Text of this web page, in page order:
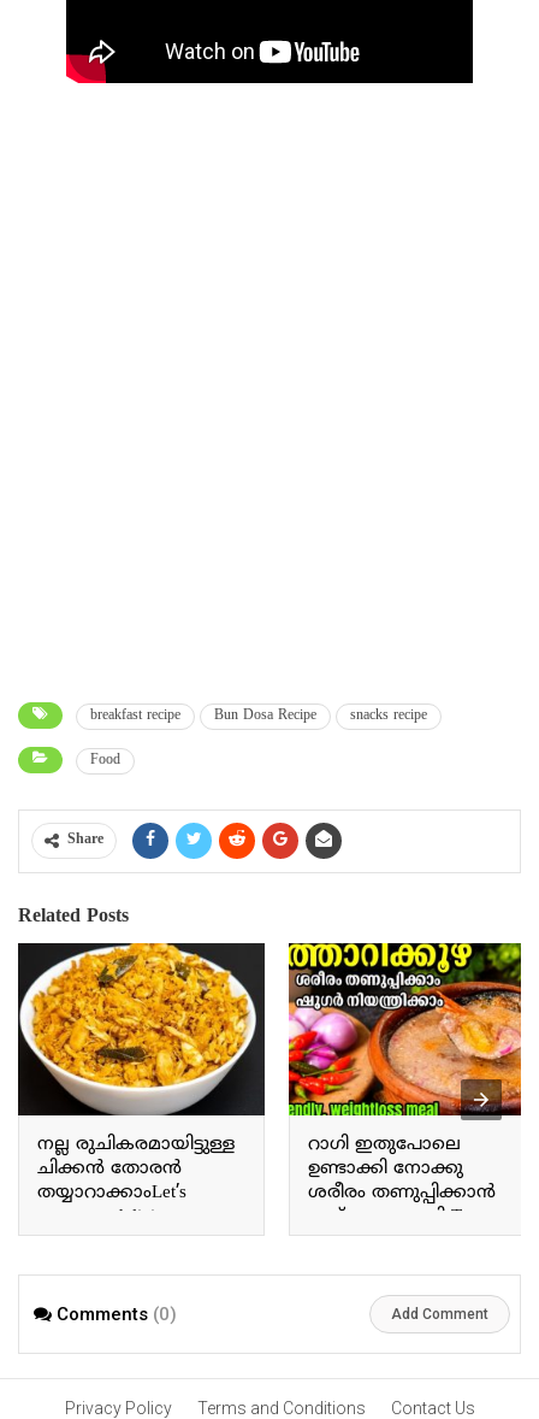
breakfast recipe Bun Dosa Recipe snacks recipe
Food
Share
Related Posts
നല്ല രുചികരമായിട്ടുള്ള
ചിക്കൻ തോരൻ
തയ്യാറാക്കാംLet’s
prepare a delicious
chicken thoran.
റാഗി ഇതുപോലെ
ഉണ്ടാക്കി നോക്കു
ശരീരം തണുപ്പിക്കാൻ
ഇത് മാത്രം മതി Try
making ragi this way; this
Comments (0) Add Comment
Privacy Policy Terms and Conditions Contact Us